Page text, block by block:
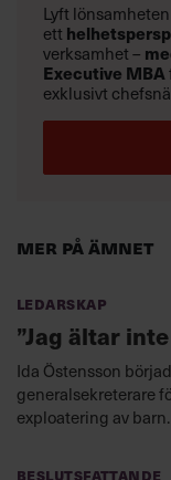
Mer på ämnet
Ledarskap
”Jag ältar
Ida Östensson
generalsekreterare
exploatering av barn.
Beslutsfattande
Lyft
ett
verksamhet –
Executive MBA
exklusivt